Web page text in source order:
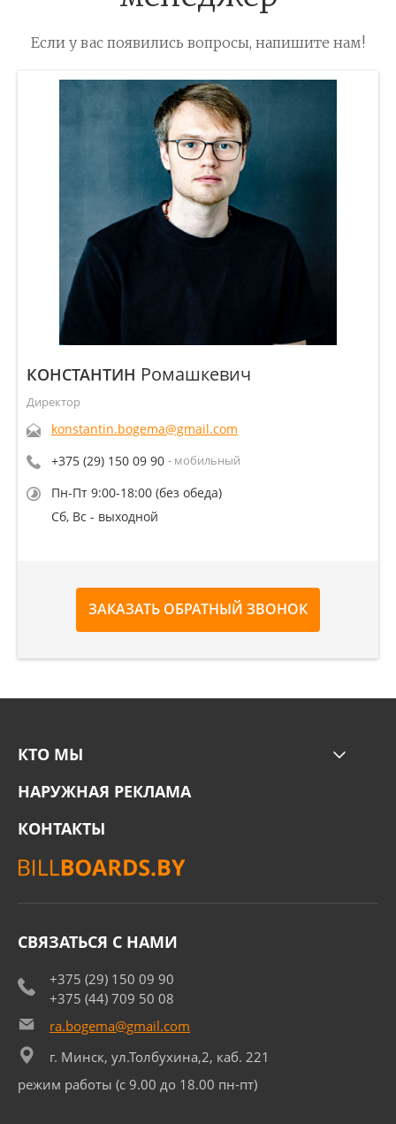
Если у вас появились вопросы, напишите нам!
КОНСТАНТИН Ромашкевич
Директор
konstantin.bogema@gmail.com
+375 (29) 150 09 90 - мобильный
Пн-Пт 9:00-18:00 (без обеда)
Сб, Вс - выходной
ЗАКАЗАТЬ ОБРАТНЫЙ ЗВОНОК
КТО МЫ
НАРУЖНАЯ РЕКЛАМА
КОНТАКТЫ
СВЯЗАТЬСЯ С НАМИ
+375 (29) 150 09 90
+375 (44) 709 50 08
ra.bogema@gmail.com
г. Минск, ул.Толбухина,2, каб. 221
режим работы (с 9.00 до 18.00 пн-пт)